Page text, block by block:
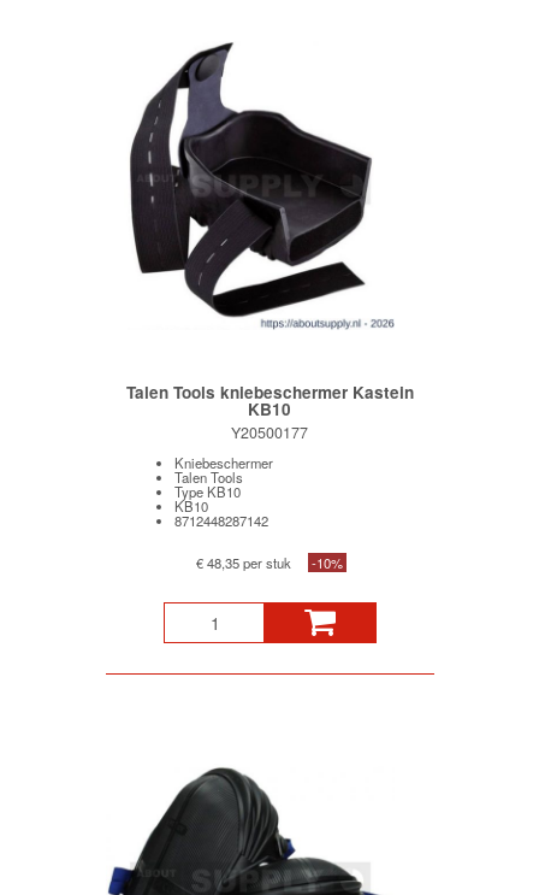
Talen Tools kniebeschermer Kastein
KB10
Y20500177
Kniebeschermer
Talen Tools
Type KB10
KB10
8712448287142
€ 48,35 per stuk -10%